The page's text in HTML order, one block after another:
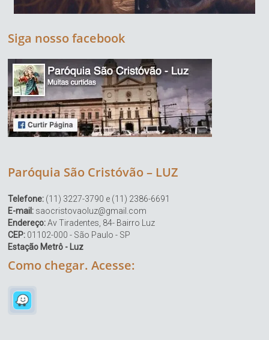
Siga nosso facebook
Paróquia São Cristóvão – LUZ
Telefone: (11) 3227-3790 e (11) 2386-6691
E-mail: saocristovaoluz@gmail.com
Endereço:Av Tiradentes, 84- Bairro Luz
CEP: 01102-000 - São Paulo - SP
Estação Metrô - Luz
Como chegar. Acesse: